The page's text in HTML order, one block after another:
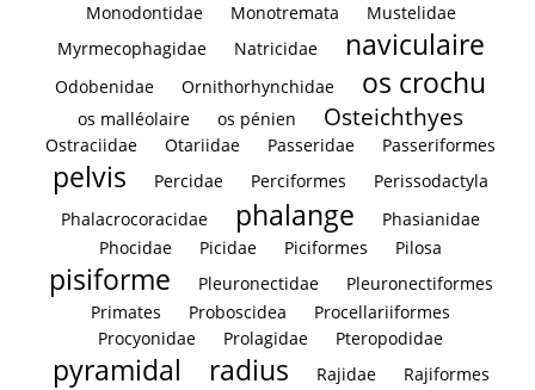
Monodontidae
Monotremata
Mustelidae
Myrmecophagidae
Natricidae naviculaire
Odobenidae Ornithorhynchidae os crochu
os malléolaire os pénien Osteichthyes
Ostraciidae Otariidae Passeridae Passeriformes
pelvis Percidae Perciformes
Perissodactyla
Phalacrocoracidae
phalange
Phasianidae
Phocidae
Picidae Piciformes Pilosa
pisiforme Pleuronectidae
Pleuronectiformes
Primates
Proboscidea
Procellariiformes
Procyonidae
Prolagidae Pteropodidae
pyramidal radius Rajidae
Rajiformes